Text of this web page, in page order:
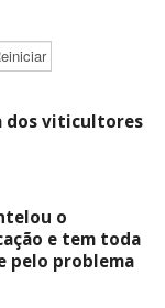
dos viticultores
o
e tem toda
pelo problema